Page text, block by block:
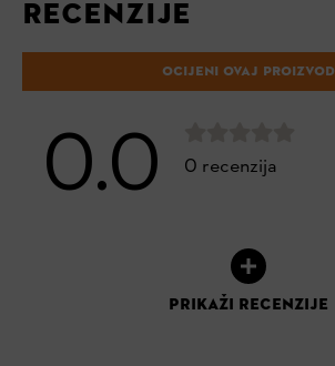
RECENZIJE
OCIJENI OVAJ PROIZVOD
0.0 0 recenzija
PRIKAŽI RECENZIJE